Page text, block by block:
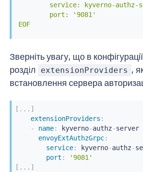
service: kyverno-authz-
        port: '9081'
EOF
Зверніть увагу, що в
розділ
extensionProviders ,
встановлення сервера
[ ... ]
extensionProviders :
-
name: kyverno-authz-server
envoyExtAuthzGrpc:
service: kyverno-authz-
port :
'9081'
[ ... ]